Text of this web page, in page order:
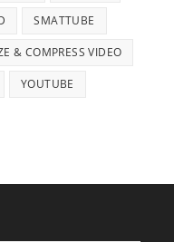
SMATTUBE
& COMPRESS VIDEO
YOUTUBE